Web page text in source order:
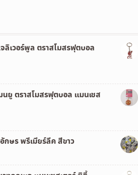
เวอร์พูล ตราสโมสรฟุตบอล
ตราสโมสรฟุตบอล แมนเชส
ษร พรีเมียร์ลีค สีขาว